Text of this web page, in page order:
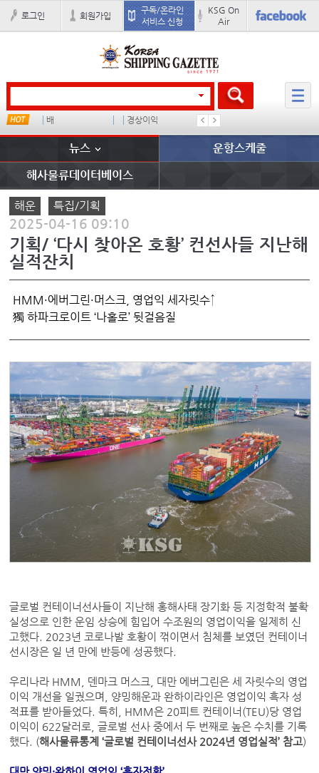
로그인 회원가입
구독/온라인
서비스 신청
KSG On
Air
배 경상이익 미국
뉴스 운항스케줄
해사물류데이터베이스
해운 특집/기획
2025-04-16 09:10
기획/ ‘다시 찾아온 호황’ 컨선사들 지난해
실적잔치
HMM·에버그린·머스크, 영업익 세자릿수↑
獨 하파크로이트 ‘나홀로’ 뒷걸음질
글로벌 컨테이너선사들이 지난해 홍해사태 장기화 등 지정학적 불확
실성으로 인한 운임 상승에 힘입어 수조원의 영업이익을 일제히 신
고했다. 2023년 코로나발 호황이 꺾이면서 침체를 보였던 컨테이너
선시장은 일 년 만에 반등에 성공했다.
우리나라 HMM, 덴마크 머스크, 대만 에버그린은 세 자릿수의 영업
이익 개선을 일궜으며, 양밍해운과 완하이라인은 영업이익 흑자 성
적표를 받아들었다. 특히, HMM은 20피트 컨테이너(TEU)당 영업
이익이 622달러로, 글로벌 선사 중에서 두 번째로 높은 수치를 기록
했다. (해사물류통계 ‘글로벌 컨테이너선사 2024년 영업실적’ 참고)